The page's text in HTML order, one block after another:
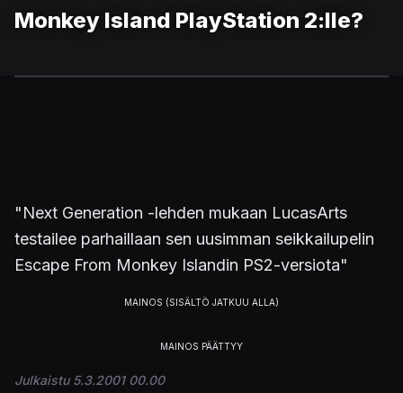
Monkey Island PlayStation 2:lle?
"Next Generation -lehden mukaan LucasArts
testailee parhaillaan sen uusimman seikkailupelin
Escape From Monkey Islandin PS2-versiota"
Julkaistu 5.3.2001 00.00